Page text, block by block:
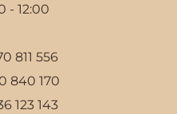
- 12:00
811 556
840 170
123 143